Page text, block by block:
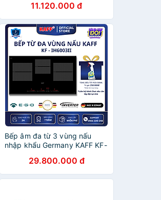
11.120.000 đ
Bếp âm đa từ 3 vùng nấu
nhập khẩu Germany KAFF KF-
29.800.000 đ